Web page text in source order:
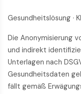
Gesundheitslösung ·
Die Anonymisierung
und indirekt
Unterlagen nach
Gesundheitsdaten
fällt gemäß